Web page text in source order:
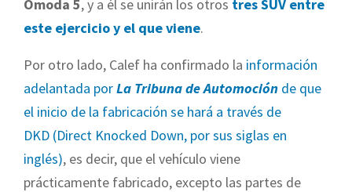
Omoda 5, y a él se unirán los otros tres SUV entre
este ejercicio y el que viene.
Por otro lado, Calef ha confirmado la información
adelantada porLa Tribuna de Automoción de que
el inicio de la fabricación se hará a través de
DKD (Direct Knocked Down, por sus siglas en
inglés), es decir, que el vehículo viene
prácticamente fabricado, excepto las partes de